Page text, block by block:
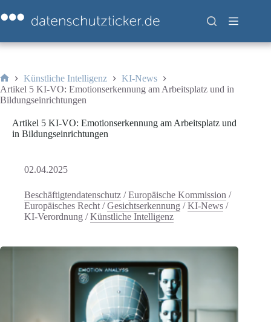
Inhalt
springen
Start
Künstliche Intelligenz
KI-News
Artikel 5 KI-VO: Emotionserkennung am Arbeitsplatz und in
Bildungseinrichtungen
Artikel 5 KI-VO: Emotionserkennung am Arbeitsplatz und
in Bildungseinrichtungen
02.04.2025
Beschäftigtendatenschutz /Europäische Kommission /
Europäisches Recht /Gesichtserkennung /KI-News /
KI-Verordnung /Künstliche Intelligenz